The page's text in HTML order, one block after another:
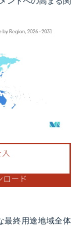
表示が必要です。
最終用途地域全体